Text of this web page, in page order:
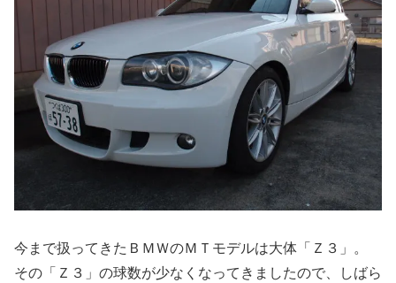
今まで扱ってきたＢＭＷのＭＴモデルは大体「Ｚ３」。
その「Ｚ３」の球数が少なくなってきましたので、しばら